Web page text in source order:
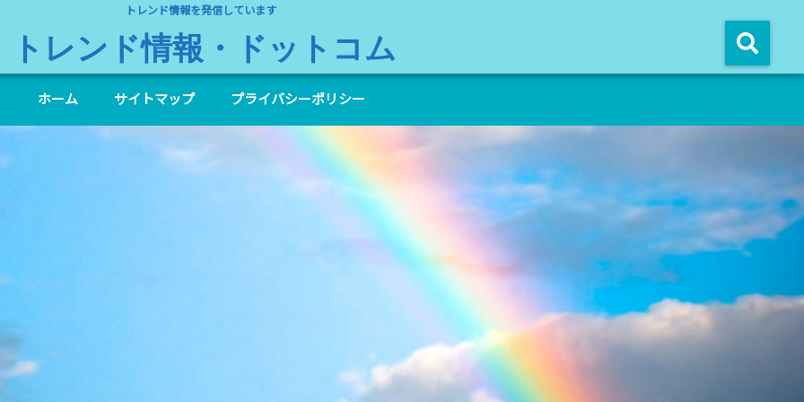
トレンド情報を発信しています
トレンド情報・ドットコム
ホーム サイトマップ プライバシーポリシー